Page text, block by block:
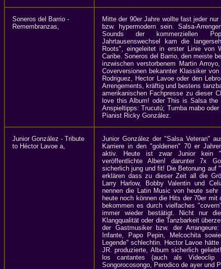
Soneros del Barrio -
Remembranzas,
Mitte der 90er Jahre wollte fast jeder
bzw. hypermodern sein. Salsa-
Sounds der kommerziellen
Jahrtausenswechsel kam die
Roots", eingeleitet in erster Linie von
Caribe. Soneros del Barrio, den meiste
inzwischen verstorbenem Martin
Coverversionen bekannter Klassiker
Rodriguez, Hector Lavoe oder den
Arrengements, kräftig und bestens
amerikanischen Fachpresse zu dieser
love this Album! oder This is Salsa
Anspieltipps: Trucutú; Tumba mabo
Pianist Ricky González.
Junior González - Tribute
to Héctor Lavoe a,
Junior González der "Salsa Veteran"
Karriere in den "goldenen" 70 er
aktiv. Heute ist zwar Junior kein
veröffentlichte Alben! darunter 7x
sicherlich jung und fit! Die Betonung auf
erklären dass zu dieser Zeit all die
Larry Harlow, Bobby Valentin und
nennen die Latin Music von heute sehr
heute noch können die Hits der 70er mit
bekommen es durch vielfaches
immer wieder bestätigt. Nicht nur
Klangqualität oder die Tanzbarkeit
der Gastmusiker bzw. der
Infante, Papo Pepin, Melcochita
Legende" schlechtin. Hector Lavoe
JR. produzierte, Album sicherlich
los cantantes (auch als
Songorocosongo, Perodico de ayer und